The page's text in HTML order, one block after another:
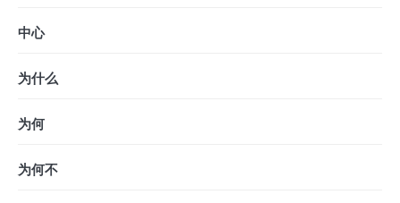
中心
为什么
为何
为何不